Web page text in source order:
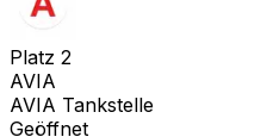
Platz 2
AVIA
AVIA Tankstelle
Geöffnet